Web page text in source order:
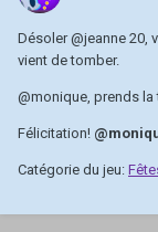
Désoler@jeanne 20 ,
vient de tomber.
@monique , prends
Félicitation!
Catégorie du jeu: